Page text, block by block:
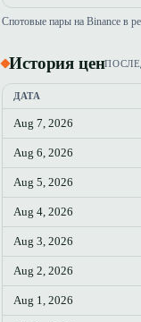
Спотовые пары на Binance в
История цен
ДАТА
Aug 7, 2026
Aug 6, 2026
Aug 5, 2026
Aug 4, 2026
Aug 3, 2026
Aug 2, 2026
Aug 1, 2026